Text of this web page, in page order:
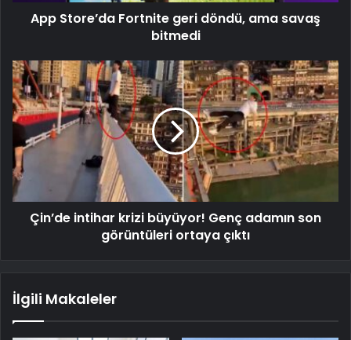
App Store’da Fortnite geri döndü, ama savaş
bitmedi
Çin’de intihar krizi büyüyor! Genç adamın son
görüntüleri ortaya çıktı
İlgili Makaleler